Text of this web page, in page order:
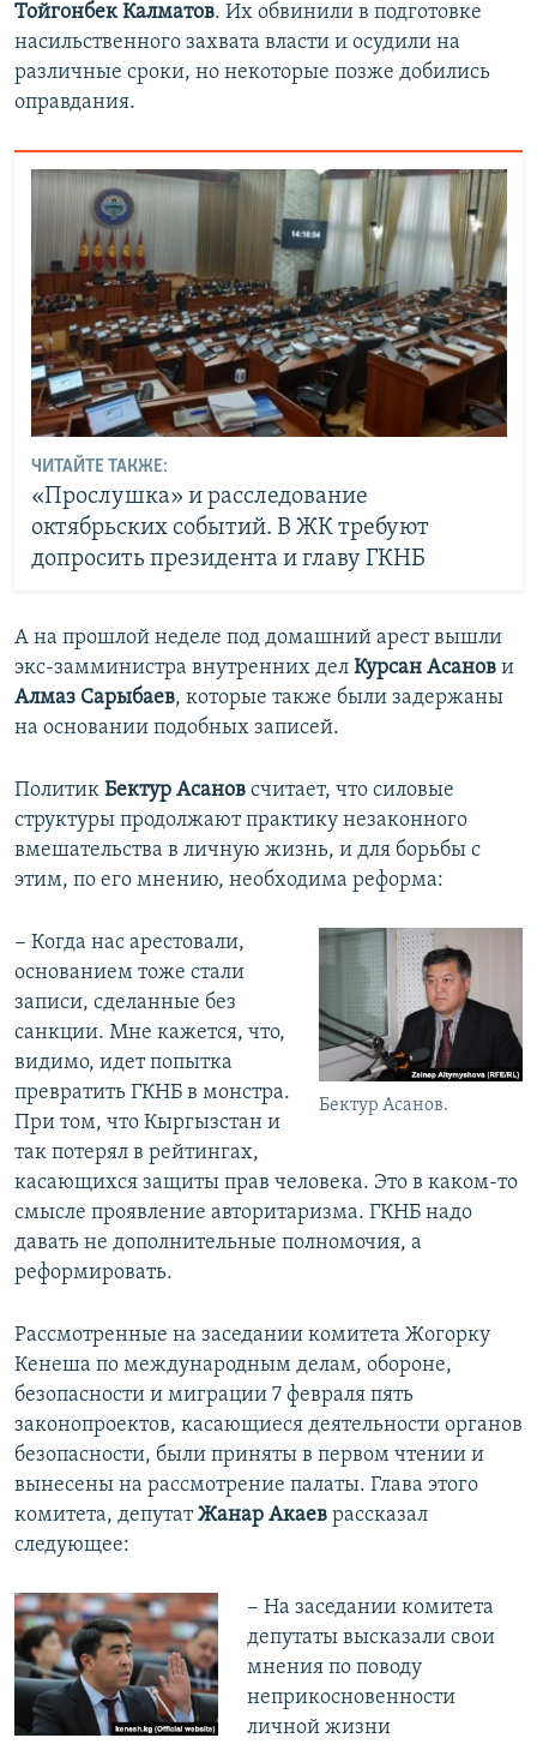
Тойгонбек Калматов. Их обвинили в подготовке
насильственного захвата власти и осудили на
различные сроки, но некоторые позже добились
оправдания.
ЧИТАЙТЕ ТАКЖЕ:
«Прослушка» и расследование
октябрьских событий. В ЖК требуют
допросить президента и главу ГКНБ
А на прошлой неделе под домашний арест вышли
экс-замминистра внутренних дел Курсан Асанов и
Алмаз Сарыбаев, которые также были задержаны
на основании подобных записей.
Политик Бектур Асанов считает, что силовые
структуры продолжают практику незаконного
вмешательства в личную жизнь, и для борьбы с
этим, по его мнению, необходима реформа:
Бектур Асанов.
− Когда нас арестовали,
основанием тоже стали
записи, сделанные без
санкции. Мне кажется, что,
видимо, идет попытка
превратить ГКНБ в монстра.
При том, что Кыргызстан и
так потерял в рейтингах,
касающихся защиты прав человека. Это в каком-то
смысле проявление авторитаризма. ГКНБ надо
давать не дополнительные полномочия, а
реформировать.
Рассмотренные на заседании комитета Жогорку
Кенеша по международным делам, обороне,
безопасности и миграции 7 февраля пять
законопроектов, касающиеся деятельности органов
безопасности, были приняты в первом чтении и
вынесены на рассмотрение палаты. Глава этого
комитета, депутатЖанар Акаев рассказал
следующее:
− На заседании комитета
депутаты высказали свои
мнения по поводу
неприкосновенности
личной жизни